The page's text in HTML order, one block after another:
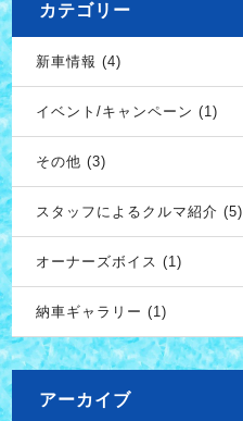
カテゴリー
新車情報 (4)
イベント/キャンペーン (1)
その他 (3)
スタッフによるクルマ紹介 (5)
オーナーズボイス (1)
納車ギャラリー (1)
アーカイブ